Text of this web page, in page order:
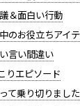
＆面白い行動
のお役立ちアイ
言い間違い
りエピソード
て乗り切りました